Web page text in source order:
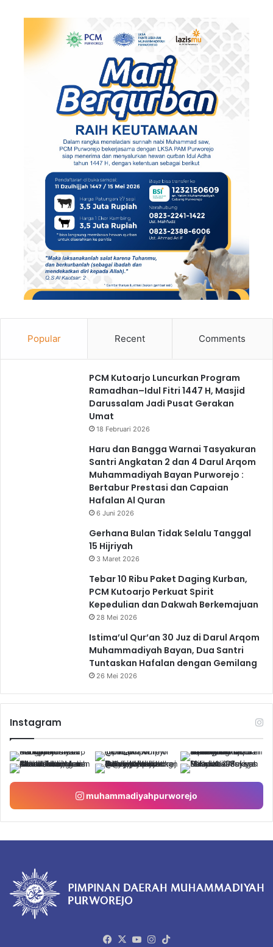
Popular Recent Comments
PCM Kutoarjo Luncurkan Program
Ramadhan–Idul Fitri 1447 H, Masjid
Darussalam Jadi Pusat Gerakan
Umat
18 Februari 2026
Haru dan Bangga Warnai Tasyakuran
Santri Angkatan 2 dan 4 Darul Arqom
Muhammadiyah Bayan Purworejo :
Bertabur Prestasi dan Capaian
Hafalan Al Quran
6 Juni 2026
Gerhana Bulan Tidak Selalu Tanggal
15 Hijriyah
3 Maret 2026
Tebar 10 Ribu Paket Daging Kurban,
PCM Kutoarjo Perkuat Spirit
Kepedulian dan Dakwah Berkemajuan
28 Mei 2026
Istima’ul Qur’an 30 Juz di Darul Arqom
Muhammadiyah Bayan, Dua Santri
Tuntaskan Hafalan dengan Gemilang
26 Mei 2026
Instagram
muhammadiyahpurworejo
Facebook
X YouTubeInstagram